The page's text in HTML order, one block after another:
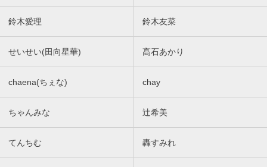
鈴木愛理 鈴木友菜
せいせい(田向星華) 髙石あかり
chaena(ちぇな) chay
ちゃんみな 辻希美
てんちむ 轟すみれ